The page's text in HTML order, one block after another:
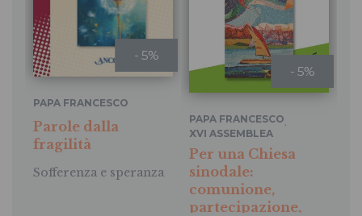
- 5%
PAPA FRANCESCO
Parole dalla
fragilità
Sofferenza e speranza
- 5%
PAPA FRANCESCO,
XVI ASSEMBLEA
GENERALE ORDINARIA
DEL SINODO DEI VESCOVI
Per una Chiesa
sinodale:
comunione,
partecipazione,